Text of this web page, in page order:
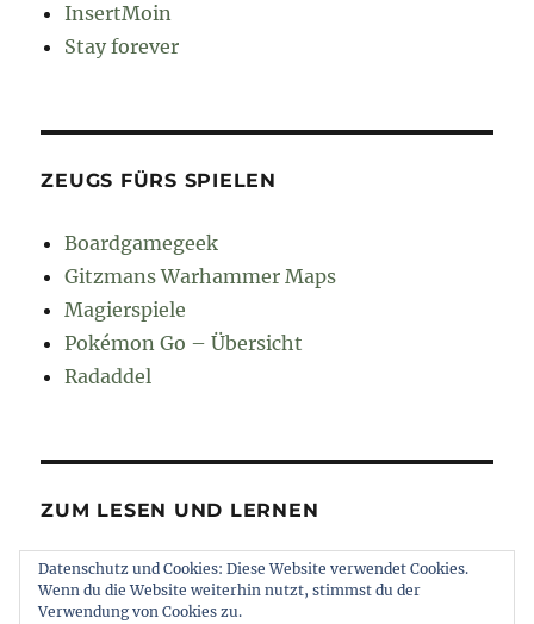
InsertMoin
Stay forever
ZEUGS FÜRS SPIELEN
Boardgamegeek
Gitzmans Warhammer Maps
Magierspiele
Pokémon Go – Übersicht
Radaddel
ZUM LESEN UND LERNEN
Euroncap
Tong
Datenschutz und Cookies: Diese Website verwendet Cookies.
Wenn du die Website weiterhin nutzt, stimmst du der
Verwendung von Cookies zu.